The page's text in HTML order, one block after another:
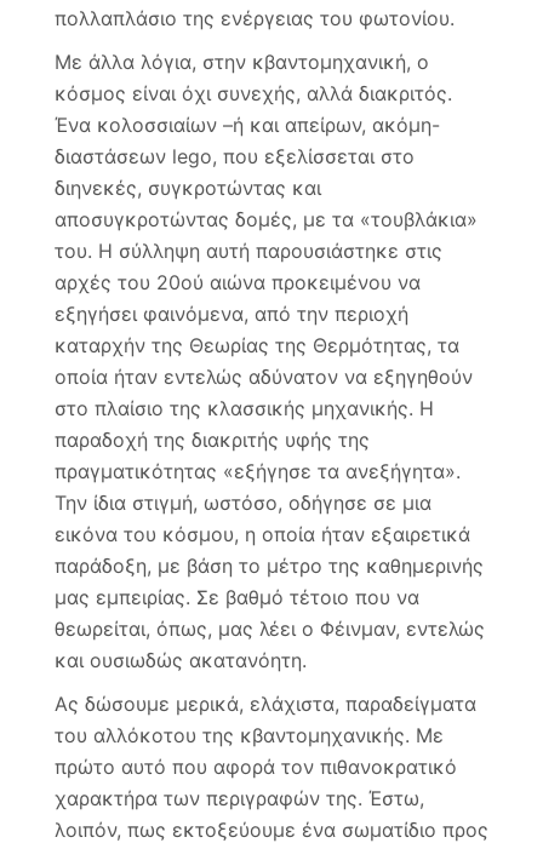
πολλαπλάσιο της ενέργειας του φωτονίου.
Με άλλα λόγια, στην κβαντομηχανική, ο
κόσμος είναι όχι συνεχής, αλλά διακριτός.
Ένα κολοσσιαίων –ή και απείρων, ακόμη-
διαστάσεων lego, που εξελίσσεται στο
διηνεκές, συγκροτώντας και
αποσυγκροτώντας δομές, με τα «τουβλάκια»
του. Η σύλληψη αυτή παρουσιάστηκε στις
αρχές του 20ού αιώνα προκειμένου να
εξηγήσει φαινόμενα, από την περιοχή
καταρχήν της Θεωρίας της Θερμότητας, τα
οποία ήταν εντελώς αδύνατον να εξηγηθούν
στο πλαίσιο της κλασσικής μηχανικής. Η
παραδοχή της διακριτής υφής της
πραγματικότητας «εξήγησε τα ανεξήγητα».
Την ίδια στιγμή, ωστόσο, οδήγησε σε μια
εικόνα του κόσμου, η οποία ήταν εξαιρετικά
παράδοξη, με βάση το μέτρο της καθημερινής
μας εμπειρίας. Σε βαθμό τέτοιο που να
θεωρείται, όπως, μας λέει ο Φέινμαν, εντελώς
και ουσιωδώς ακατανόητη.
Ας δώσουμε μερικά, ελάχιστα, παραδείγματα
του αλλόκοτου της κβαντομηχανικής. Με
πρώτο αυτό που αφορά τον πιθανοκρατικό
χαρακτήρα των περιγραφών της. Έστω,
λοιπόν, πως εκτοξεύουμε ένα σωματίδιο προς